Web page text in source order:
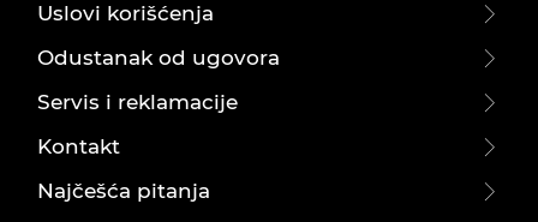
Uslovi korišćenja
Odustanak od ugovora
Servis i reklamacije
Kontakt
Najčešća pitanja